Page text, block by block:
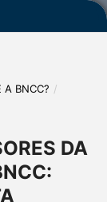
A BNCC? /
DA